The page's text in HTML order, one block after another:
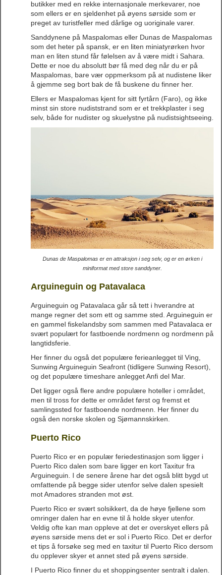
butikker med en rekke internasjonale merkevarer, noe
som ellers er en sjeldenhet på øyens sørside som er
preget av turistfeller med dårlige og uoriginale varer.
Sanddynene på Maspalomas eller Dunas de Maspalomas
som det heter på spansk, er en liten miniatyrørken hvor
man en liten stund får følelsen av å være midt i Sahara.
Dette er noe du absolutt bør få med deg når du er på
Maspalomas, bare vær oppmerksom på at nudistene liker
å gjemme seg bort bak de få buskene du finner her.
Ellers er Maspalomas kjent for sitt fyrtårn (Faro), og ikke
minst sin store nudiststrand som er et trekkplaster i seg
selv, både for nudister og skuelystne på nudistsightseeing.
Dunas de Maspalomas er en attraksjon i seg selv, og er en ørken i
miniformat med store sanddyner.
Arguineguin og Patavalaca
Arguineguin og Patavalaca går så tett i hverandre at
mange regner det som ett og samme sted. Arguineguin er
en gammel fiskelandsby som sammen med Patavalaca er
svært populært for fastboende nordmenn og nordmenn på
langtidsferie.
Her finner du også det populære ferieanlegget til Ving,
Sunwing Arguineguin Seafront (tidligere Sunwing Resort),
og det populære timeshare anlegget Anfi del Mar.
Det ligger også flere andre populære hoteller i området,
men til tross for dette er området først og fremst et
samlingssted for fastboende nordmenn. Her finner du
også den norske skolen og Sjømannskirken.
Puerto Rico
Puerto Rico er en populær feriedestinasjon som ligger i
Puerto Rico dalen som bare ligger en kort Taxitur fra
Arguineguin. I de senere årene har det også blitt bygd ut
omfattende på begge sider utenfor selve dalen spesielt
mot Amadores stranden mot øst.
Puerto Rico er svært solsikkert, da de høye fjellene som
omringer dalen har en evne til å holde skyer utenfor.
Veldig ofte kan man oppleve at det er overskyet ellers på
øyens sørside mens det er sol i Puerto Rico. Det er derfor
et tips å forsøke seg med en taxitur til Puerto Rico dersom
du opplever skyer et annet sted på øyens sørside.
I Puerto Rico finner du et shoppingsenter sentralt i dalen.